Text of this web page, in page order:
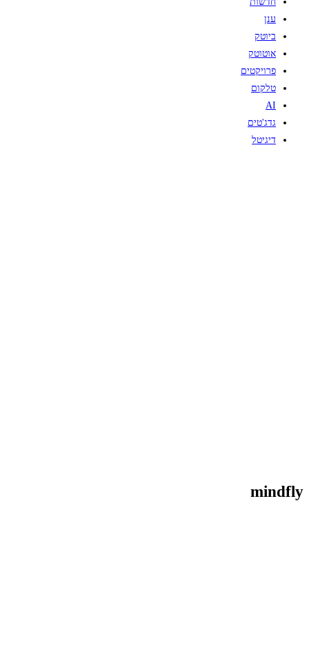
ענן
ביוטק
אוטוטק
פרויקטים
טלקום
AI
גדג'טים
דיגיטל
mindfly